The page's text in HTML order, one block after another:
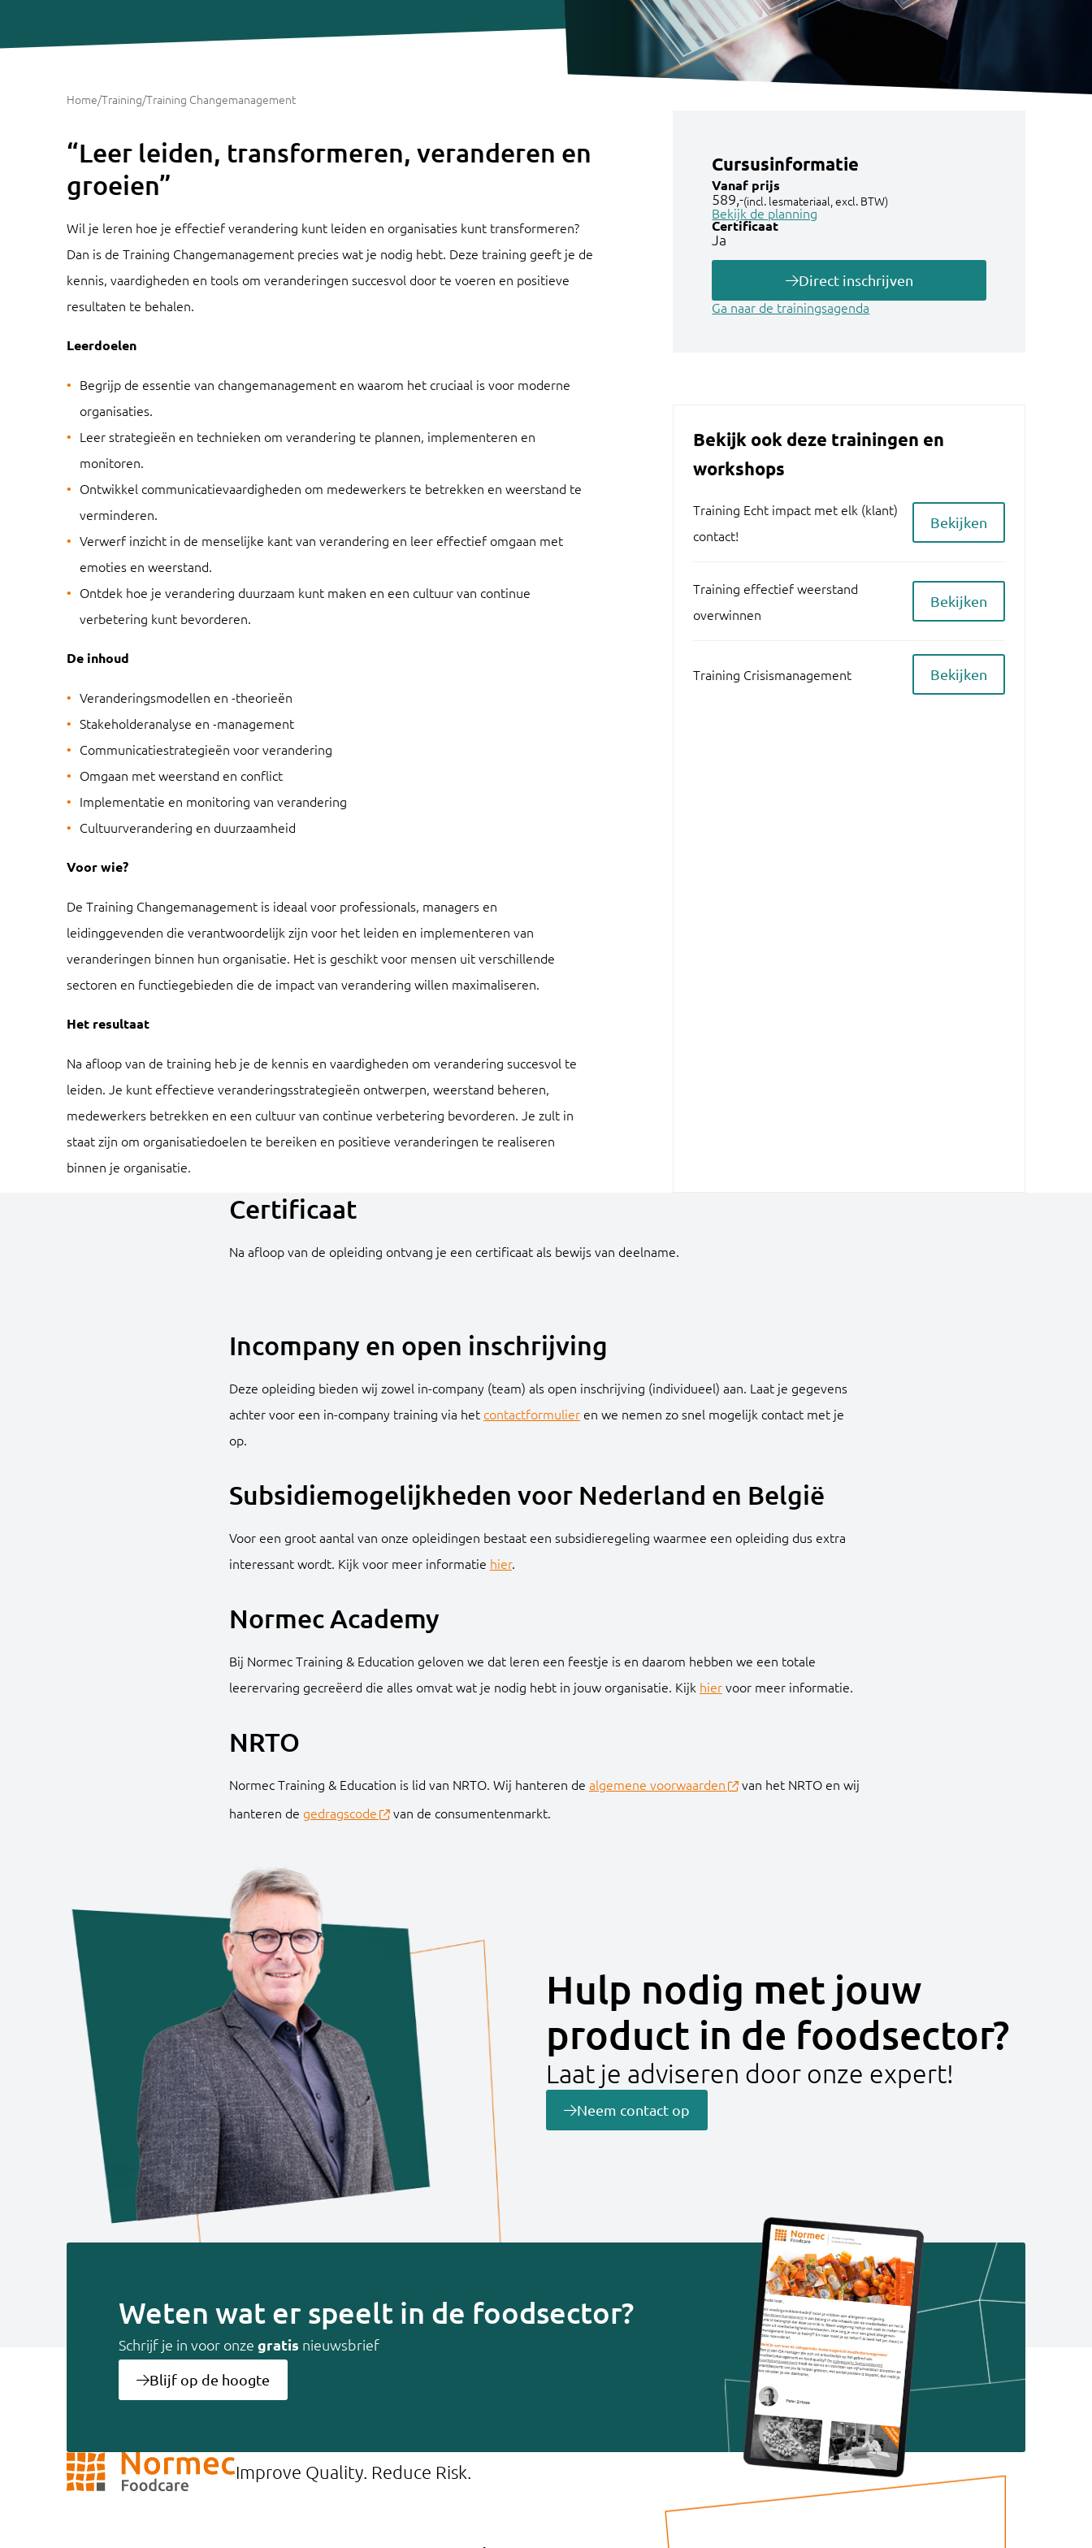
Home/Training/Training Changemanagement
“Leer leiden, transformeren, veranderen en
groeien”
Wil je leren hoe je effectief verandering kunt leiden en organisaties kunt transformeren?
Dan is de Training Changemanagement precies wat je nodig hebt. Deze training geeft je de
kennis, vaardigheden en tools om veranderingen succesvol door te voeren en positieve
resultaten te behalen.
Leerdoelen
Begrijp de essentie van changemanagement en waarom het cruciaal is voor moderne
organisaties.
Leer strategieën en technieken om verandering te plannen, implementeren en
monitoren.
Ontwikkel communicatievaardigheden om medewerkers te betrekken en weerstand te
verminderen.
Verwerf inzicht in de menselijke kant van verandering en leer effectief omgaan met
emoties en weerstand.
Ontdek hoe je verandering duurzaam kunt maken en een cultuur van continue
verbetering kunt bevorderen.
De inhoud
Veranderingsmodellen en -theorieën
Stakeholderanalyse en -management
Communicatiestrategieën voor verandering
Omgaan met weerstand en conflict
Implementatie en monitoring van verandering
Cultuurverandering en duurzaamheid
Voor wie?
De Training Changemanagement is ideaal voor professionals, managers en
leidinggevenden die verantwoordelijk zijn voor het leiden en implementeren van
veranderingen binnen hun organisatie. Het is geschikt voor mensen uit verschillende
sectoren en functiegebieden die de impact van verandering willen maximaliseren.
Het resultaat
Na afloop van de training heb je de kennis en vaardigheden om verandering succesvol te
leiden. Je kunt effectieve veranderingsstrategieën ontwerpen, weerstand beheren,
medewerkers betrekken en een cultuur van continue verbetering bevorderen. Je zult in
staat zijn om organisatiedoelen te bereiken en positieve veranderingen te realiseren
binnen je organisatie.
Cursusinformatie
Vanaf prijs
589,-(incl. lesmateriaal, excl. BTW)
Bekijk de planning
Certificaat
Ja
Direct inschrijven
Ga naar de trainingsagenda
Bekijk ook deze trainingen en
workshops
Training Echt impact met elk (klant)
contact!
Bekijken
Training effectief weerstand
overwinnen
Bekijken
Training Crisismanagement Bekijken
Certificaat
Na afloop van de opleiding ontvang je een certificaat als bewijs van deelname.
Incompany en open inschrijving
Deze opleiding bieden wij zowel in-company (team) als open inschrijving (individueel) aan. Laat je gegevens
achter voor een in-company training via het contactformulier en we nemen zo snel mogelijk contact met je
op.
Subsidiemogelijkheden voor Nederland en België
Voor een groot aantal van onze opleidingen bestaat een subsidieregeling waarmee een opleiding dus extra
interessant wordt. Kijk voor meer informatie hier.
Normec Academy
Bij Normec Training & Education geloven we dat leren een feestje is en daarom hebben we een totale
leerervaring gecreëerd die alles omvat wat je nodig hebt in jouw organisatie. Kijk hiervoor meer informatie.
NRTO
Normec Training & Education is lid van NRTO. Wij hanteren de algemene voorwaarden
van het NRTO en wij
hanteren de gedragscode van de consumentenmarkt.
Hulp nodig met jouw
product in de foodsector?
Laat je adviseren door onze expert!
Neem contact op
Weten wat er speelt in de foodsector?
Schrijf je in voor onze gratis nieuwsbrief
Blijf op de hoogte
Improve Quality. Reduce Risk.